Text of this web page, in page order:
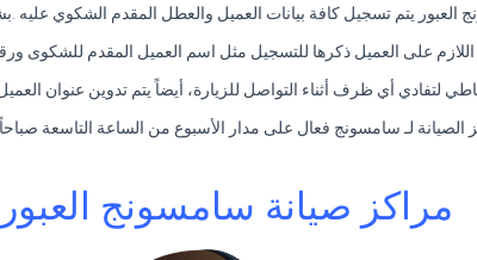
يتم تسجيل كافة بيانات العميل والعطل المقدم الشكوي
اللازم على العميل ذكرها للتسجيل مثل اسم العميل المقدم للشكوى
لتفادي أي ظرف أثناء التواصل للزيارة، أيضاً يتم تدوين عنوان
الصيانة لـ سامسونج فعال على مدار الأسبوع من الساعة التاسعة
مراكز صيانة سامسونج العبور